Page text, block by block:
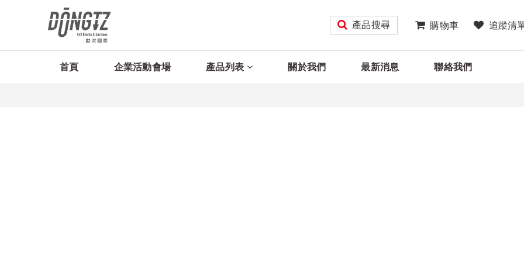
產品搜尋 購物車 追蹤清
首頁 企業活動會場 產品列表 關於我們 最新消息 聯絡我們